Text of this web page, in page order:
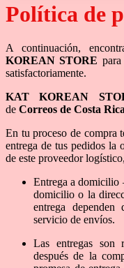
Política de
A continuación,
KOREAN STORE
satisfactoriamente.
KAT KOREAN
de Correos de Costa Rica
En tu proceso de compra
entrega de tus pedidos la
de este proveedor
Entrega a domicilio
domicilio o la
entrega
servicio de envíos.
Las entregas son
después de la